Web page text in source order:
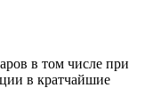
в том числе при
в кратчайшие